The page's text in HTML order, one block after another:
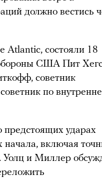
должно вестись
Atlantic, состояли 18
США Пит
советник
по
предстоящих ударах
начала, включая
Уолц и Миллер